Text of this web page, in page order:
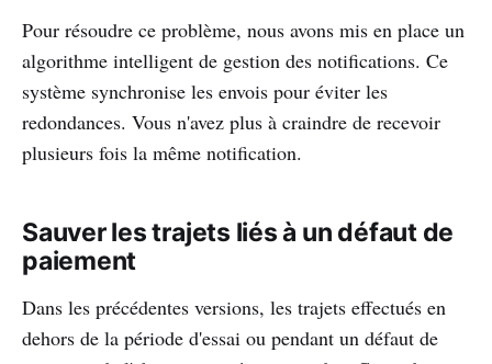
Pour résoudre ce problème, nous avons mis en place un
algorithme intelligent de gestion des notifications. Ce
système synchronise les envois pour éviter les
redondances. Vous n'avez plus à craindre de recevoir
plusieurs fois la même notification.
Sauver les trajets liés à un défaut de
paiement
Dans les précédentes versions, les trajets effectués en
dehors de la période d'essai ou pendant un défaut de